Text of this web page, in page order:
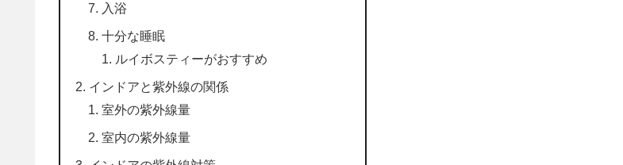
入浴
十分な睡眠
ルイボスティーがおすすめ
インドアと紫外線の関係
室外の紫外線量
室内の紫外線量